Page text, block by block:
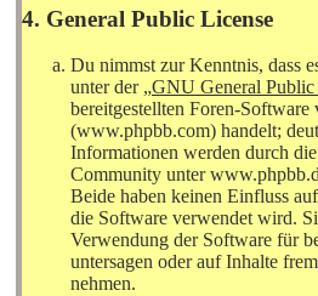
4. General Public License
Du nimmst zur Kenntnis, dass
unter der „GNU General
bereitgestellten Foren-
(www.phpbb.com) handelt;
Informationen werden durch
Community unter
Beide haben keinen Einfluss
die Software verwendet wird.
Verwendung der Software für
untersagen oder auf Inhalte
nehmen.